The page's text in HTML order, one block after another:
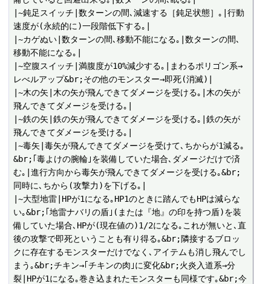
|~鈍足スイッチ|数ターンの間､減速する［鈍足状態］｡|行動
速度が(永続的に)一段階低下する｡|
|~カゲぬい|数ターンの間､移動不能になる｡|数ターンの間､
移動不能になる｡|
|~空腹スイッチ|満腹度が10%減少する｡|まわるポリゴン系→
レべルアップ&br;その他のモンスター→即死(消滅)|
|~木の矢|木の矢が飛んできてダメージを受ける｡|木の矢が
飛んできてダメージを受ける｡|
|~鉄の矢|鉄の矢が飛んできてダメージを受ける｡|鉄の矢が
飛んできてダメージを受ける｡|
|~毒矢|毒矢が飛んできてダメージを受けて､ちからが1減る｡
&br;｢毒よけの腕輪｣を装備していた場合､ダメージだけで済
む｡|進行方向から毒矢が飛んできてダメージを受ける｡&br;
同時に､ちから(攻撃力)を下げる｡|
|~大型地雷|HPが1になる｡HP1のときに踏んでもHPは減らな
い｡&br;｢地雷ナバリの盾｣(または『地』の印を持つ盾)を装
備していた場合､HPが(現在値の)1/2になる｡これが無いと､直
後の攻撃で即死ということも有り得る｡&br;隣接するブロッ
クに存在するモンスターだけでなく､アイテムも消し飛んでし
まう｡&br;チキン→｢チキンの肉｣に変化&br;火炎入道系→分
裂|HPが1になる｡巻き込まれたモンスターも同様です｡&br;今